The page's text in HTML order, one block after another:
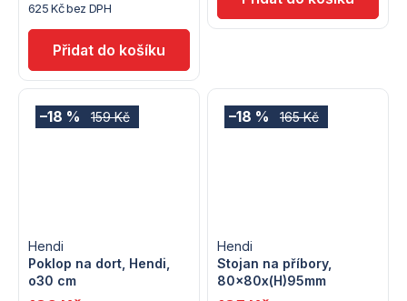
625 Kč bez DPH
159 Kč
–18 %
Poklop na dort, Hendi,
o30 cm
Hendi
165 Kč
–18 %
Stojan na příbory,
80x80x(H)95mm
Hendi